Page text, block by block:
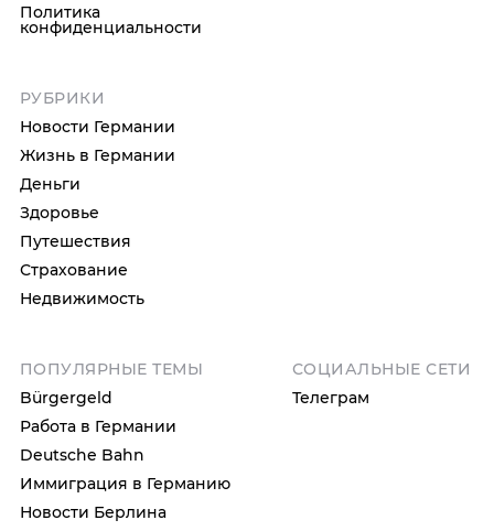
Политика
конфиденциальности
РУБРИКИ
Новости Германии
Жизнь в Германии
Деньги
Здоровье
Путешествия
Страхование
Недвижимость
ПОПУЛЯРНЫЕ ТЕМЫ
Bürgergeld
Работа в Германии
Deutsche Bahn
Иммиграция в Германию
Новости Берлина
СОЦИАЛЬНЫЕ СЕТИ
Телеграм